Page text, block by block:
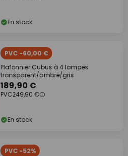
En stock
PVC -60,00 €
Plafonnier Cubus à 4 lampes
transparent/ambre/gris
189,90 €
PVC249,90 €
En stock
PVC -52%